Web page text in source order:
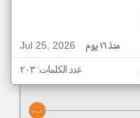
Jul 25, 2026
منذ ١٦ يوم
عدد الكلمات: ٢٠٣